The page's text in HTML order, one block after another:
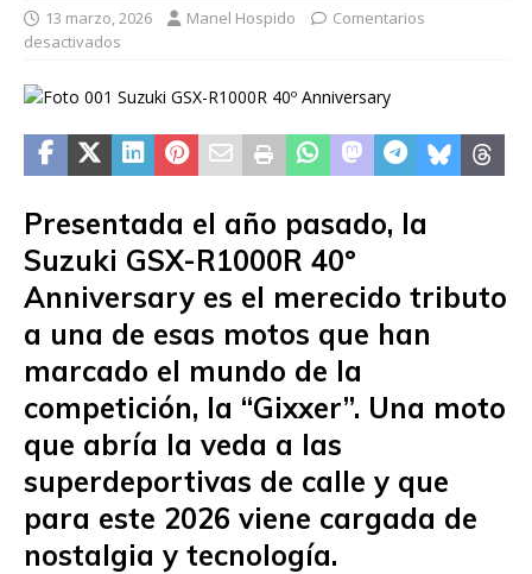
13 marzo, 2026 Manel Hospido
Comentarios
desactivados
Presentada el año pasado, la
Suzuki GSX-R1000R 40º
Anniversary es el merecido tributo
a una de esas motos que han
marcado el mundo de la
competición, la “Gixxer”. Una moto
que abría la veda a las
superdeportivas de calle y que
para este 2026 viene cargada de
nostalgia y tecnología.